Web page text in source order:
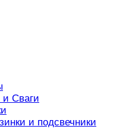
и Сваги
и подсвечники